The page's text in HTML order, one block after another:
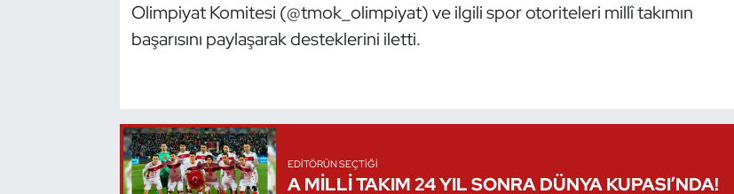
Olimpiyat Komitesi (@tmok_olimpiyat) ve ilgili spor otoriteleri millî takımın
başarısını paylaşarak desteklerini iletti.
EDITÖRÜN SEÇTIĞI
A MİLLİ TAKIM 24 YIL SONRA DÜNYA KUPASI’NDA!
Oryantiring
Paralimpik